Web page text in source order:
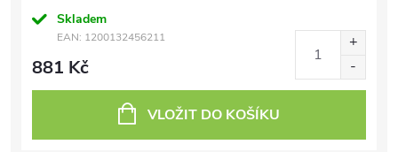
Skladem
EAN: 1200132456211
881 Kč
VLOŽIT DO KOŠÍKU